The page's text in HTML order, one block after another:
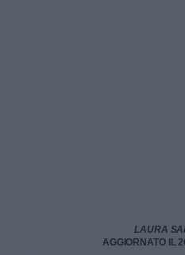
LAURA
AGGIORNATO IL